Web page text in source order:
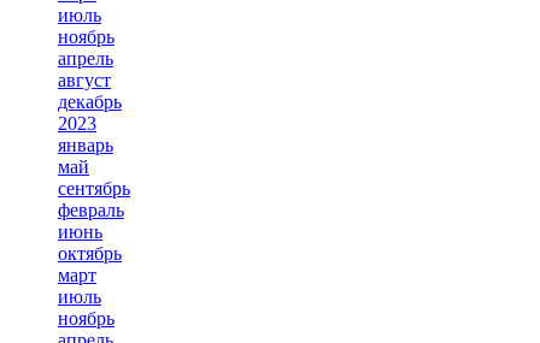
июль
ноябрь
апрель
август
декабрь
2023
январь
май
сентябрь
февраль
июнь
октябрь
март
июль
ноябрь